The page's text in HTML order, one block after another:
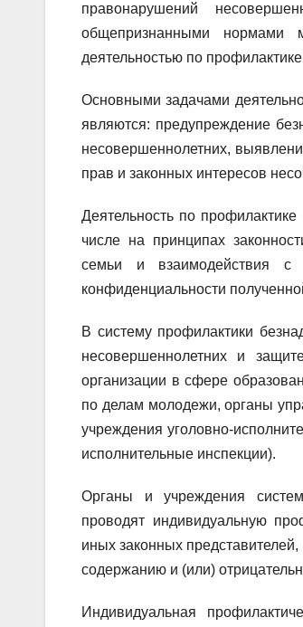
правонарушений
общепризнанными нормами
деятельностью по
Основными задачами
являются: предупреждение
несовершеннолетних,
прав и законных интересов
Деятельность по
числе на принципах
семьи и взаимодействия с
конфиденциальности
В систему профилактики
несовершеннолетних и
организации в сфере
по делам молодежи, органы
учреждения уголовно-
исполнительные инспекции).
Органы и учреждения
проводят индивидуальную
иных законных
содержанию и (или)
Индивидуальная